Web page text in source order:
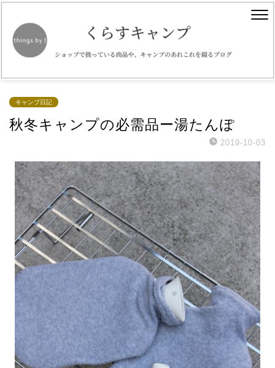
キャンプ日記
秋冬キャンプの必需品ー湯たんぽ
2019-10-03